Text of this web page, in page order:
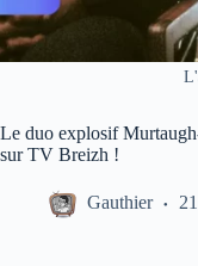
Le duo explosif
sur TV Breizh !
Gauthier